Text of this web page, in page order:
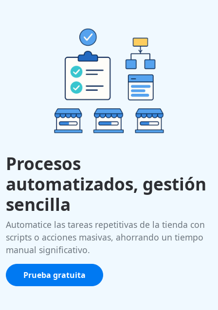
Procesos
automatizados, gestión
sencilla
Automatice las tareas repetitivas de la tienda con
scripts o acciones masivas, ahorrando un tiempo
manual significativo.
Prueba gratuita